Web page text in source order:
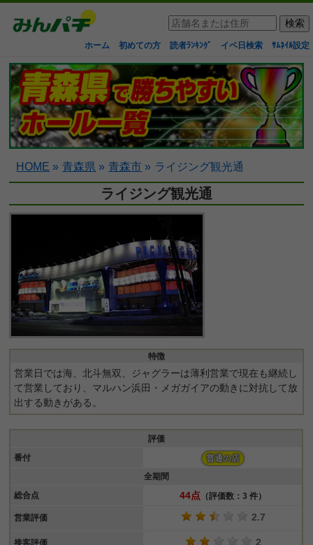
ホーム 初めての方 読者ﾗﾝｷﾝｸﾞ イベ日検索 ｻﾑﾈｲﾙ設定
HOME » 青森県 » 青森市 » ライジング観光通
ライジング観光通
特徴
営業日では海、北斗無双、ジャグラーは薄利営業で現在も継続し
て営業しており、マルハン浜田・メガガイアの動きに対抗して放
出する動きがある。
評価
番付
普通の店
全期間
総合点
44点 （評価数：3 件）
営業評価 2.7
接客評価 2